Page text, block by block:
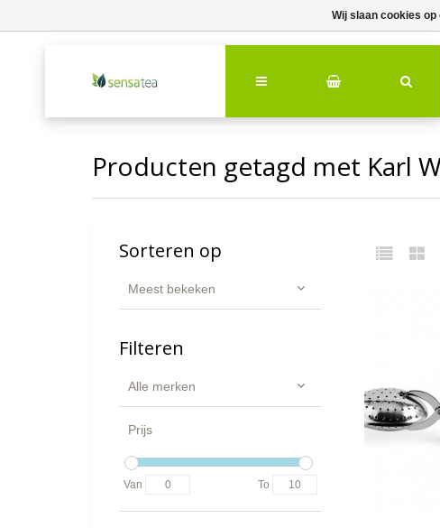
Producten getagd met Karl
Sorteren op
Meest bekeken
Filteren
Alle merken
Prijs
Van To
Wij slaan cookies